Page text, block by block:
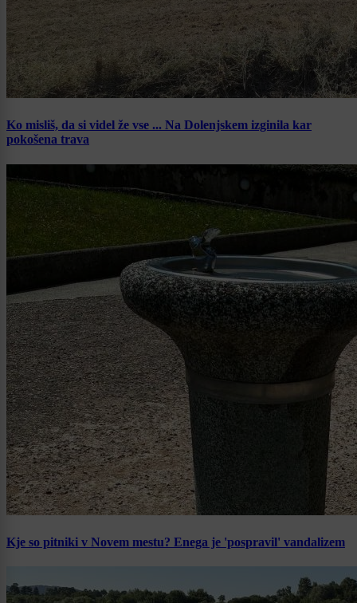
Ko misliš, da si videl že vse ... Na Dolenjskem izginila kar
pokošena trava
Kje so pitniki v Novem mestu? Enega je 'pospravil' vandalizem